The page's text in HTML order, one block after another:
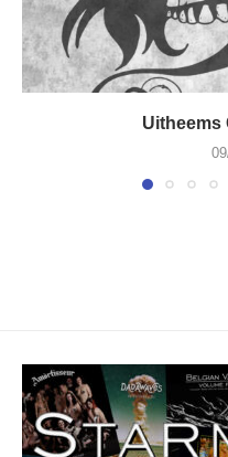
Uitheems